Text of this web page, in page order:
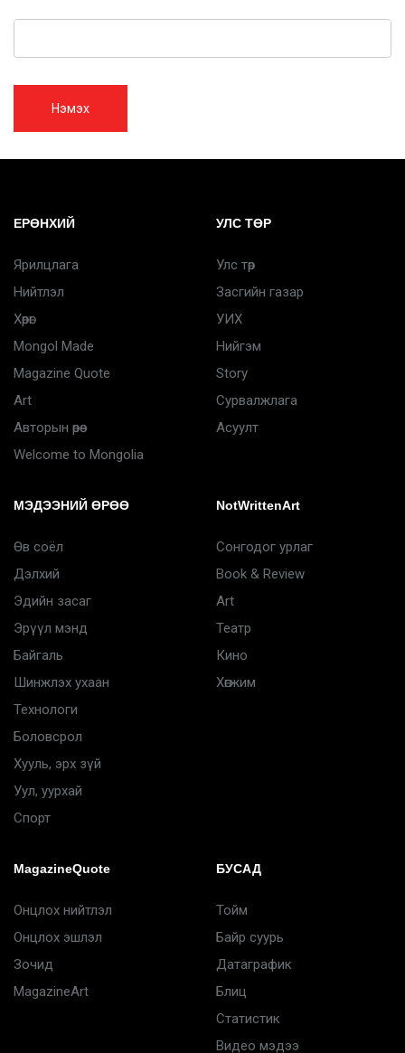
Нэмэх
ЕРӨНХИЙ
Ярилцлага
Нийтлэл
Хөрөг
Mongol Made
Magazine Quote
Art
Авторын өрөө
Welcome to Mongolia
УЛС ТӨР
Улс төр
Засгийн газар
УИХ
Нийгэм
Story
Сурвалжлага
Асуулт
МЭДЭЭНИЙ ӨРӨӨ
Өв соёл
Дэлхий
Эдийн засаг
Эрүүл мэнд
Байгаль
Шинжлэх ухаан
Технологи
Боловсрол
Хууль, эрх зүй
Уул, уурхай
Спорт
NotWrittenArt
Сонгодог урлаг
Book & Review
Art
Театр
Кино
Хөгжим
MagazineQuote
Онцлох нийтлэл
Онцлох эшлэл
Зочид
MagazineArt
БУСАД
Тойм
Байр суурь
Датаграфик
Блиц
Статистик
Видео мэдээ